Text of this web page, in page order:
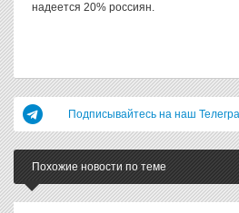
надеется 20% россиян.
Подписывайтесь на наш
Похожие новости по теме